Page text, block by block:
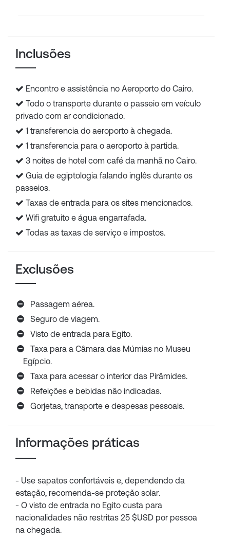
Inclusões
Encontro e assistência no Aeroporto do Cairo.
Todo o transporte durante o passeio em veículo
privado com ar condicionado.
1 transferencia do aeroporto à chegada.
1 transferencia para o aeroporto à partida.
3 noites de hotel com café da manhã no Cairo.
Guia de egiptologia falando inglês durante os
passeios.
Taxas de entrada para os sites mencionados.
Wifi gratuito e água engarrafada.
Todas as taxas de serviço e impostos.
Exclusões
Passagem aérea.
Seguro de viagem.
Visto de entrada para Egito.
Taxa para a Câmara das Múmias no Museu
Egípcio.
Taxa para acessar o interior das Pirâmides.
Refeições e bebidas não indicadas.
Gorjetas, transporte e despesas pessoais.
Informações práticas
- Use sapatos confortáveis ​​e, dependendo da
estação, recomenda-se proteção solar.
- O visto de entrada no Egito custa para
nacionalidades não restritas 25 $USD por pessoa
na chegada.